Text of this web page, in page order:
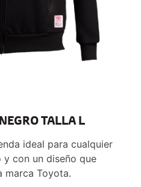
TALLA L
ideal para cualquier
con un diseño que
marca Toyota.